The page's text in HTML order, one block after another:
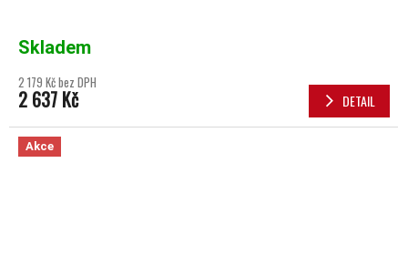
Skladem
2 179 Kč bez DPH
2 637 Kč DETAIL
Akce